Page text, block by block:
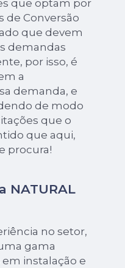
que optam por
de Conversão
que devem
demandas
por isso, é
a
demanda, e
de modo
que o
que aqui,
procura!
NATURAL
no setor,
gama
instalação e